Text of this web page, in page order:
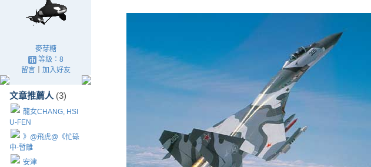
麥芽糖
等級：8
留言｜ 加入好友
文章推薦人 (3)
龍女CHANG, HSI
U-FEN
》@飛虎@《忙碌
中-暫離
安津